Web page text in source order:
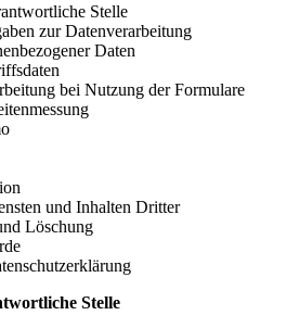
Stelle
zur Datenverarbeitung
Daten
bei Nutzung der Formulare
und Inhalten Dritter
Löschung
Stelle